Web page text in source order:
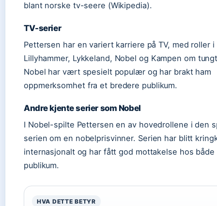
blant norske tv-seere (Wikipedia).
TV-serier
Pettersen har en variert karriere på TV, med roller
Lillyhammer, Lykkeland, Nobel og Kampen om
Nobel har vært spesielt populær og har brakt ham
oppmerksomhet fra et bredere publikum.
Andre kjente serier som Nobel
I Nobel-spilte Pettersen en av hovedrollene i den
serien om en nobelprisvinner. Serien har blitt
internasjonalt og har fått god mottakelse hos
publikum.
HVA DETTE BETYR